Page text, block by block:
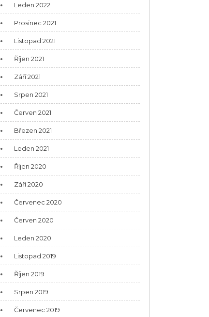
Leden 2022
Prosinec 2021
Listopad 2021
Říjen 2021
Září 2021
Srpen 2021
Červen 2021
Březen 2021
Leden 2021
Říjen 2020
Září 2020
Červenec 2020
Červen 2020
Leden 2020
Listopad 2019
Říjen 2019
Srpen 2019
Červenec 2019